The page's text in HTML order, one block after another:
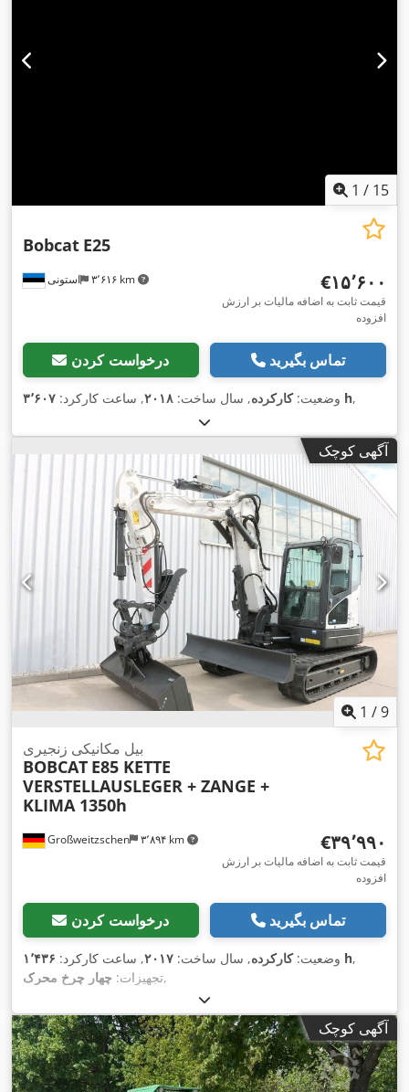
1 / 15
استونی ۳٬۶۱۶ km
Bobcat E25
‎€۱۵٬۶۰۰
قیمت ثابت به اضافه مالیات بر ارزش
افزوده
درخواست کردن تماس بگیرید
وضعیت:کارکرده, سال ساخت: ۲۰۱۸, ساعت کارکرد: ۳٬۶۰۷ h,
آگهی کوچک
1 /9
Großweitzschen ۳٬۸۹۴ km
بیل مکانیکی زنجیری
BOBCAT E85 KETTE
VERSTELLAUSLEGER + ZANGE +
KLIMA 1350h
‎€۳۹٬۹۹۰
قیمت ثابت به اضافه مالیات بر ارزش
افزوده
درخواست کردن تماس بگیرید
وضعیت:کارکرده, سال ساخت: ۲۰۱۷, ساعت کارکرد: ۱٬۴۳۶ h,
تجهیزات: چهار چرخ محرک ,
آگهی کوچک